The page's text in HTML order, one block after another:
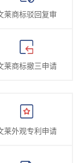
莱商标驳回复审
莱商标撤三申请
莱外观专利申请